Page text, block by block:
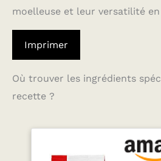
moelleuse et leur versatilité en
Imprimer
Où trouver les ingrédients
recette ?